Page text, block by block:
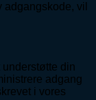
vil
din
adgang
i vores